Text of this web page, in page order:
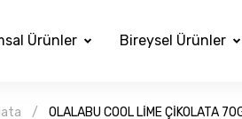
Ürünler Bireysel Ürünler
OLALABU COOL LİME ÇİKOLATA